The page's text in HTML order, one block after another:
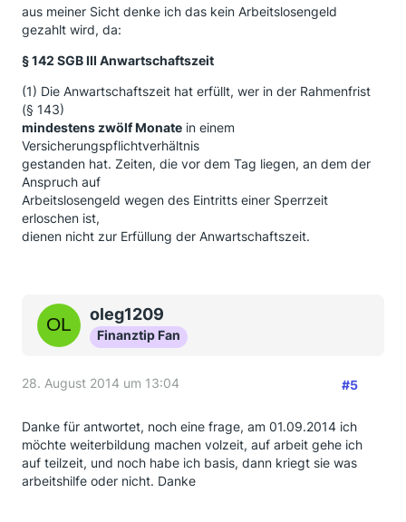
aus meiner Sicht denke ich das kein Arbeitslosengeld
gezahlt wird, da:
§ 142 SGB III Anwartschaftszeit
(1) Die Anwartschaftszeit hat erfüllt, wer in der Rahmenfrist
(§ 143)
mindestens zwölf Monate in einem
Versicherungspflichtverhältnis
gestanden hat. Zeiten, die vor dem Tag liegen, an dem der
Anspruch auf
Arbeitslosengeld wegen des Eintritts einer Sperrzeit
erloschen ist,
dienen nicht zur Erfüllung der Anwartschaftszeit.
oleg1209
Finanztip Fan
28. August 2014 um 13:04 #5
Danke für antwortet, noch eine frage, am 01.09.2014 ich
möchte weiterbildung machen volzeit, auf arbeit gehe ich
auf teilzeit, und noch habe ich basis, dann kriegt sie was
arbeitshilfe oder nicht. Danke